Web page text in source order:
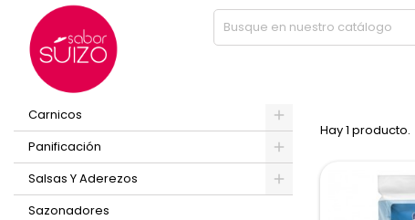
Inicio Aseo Paños semidesechables
PRODUCTOS
Carnicos
Panificación
Salsas Y Aderezos
Sazonadores
Hay 1 producto.